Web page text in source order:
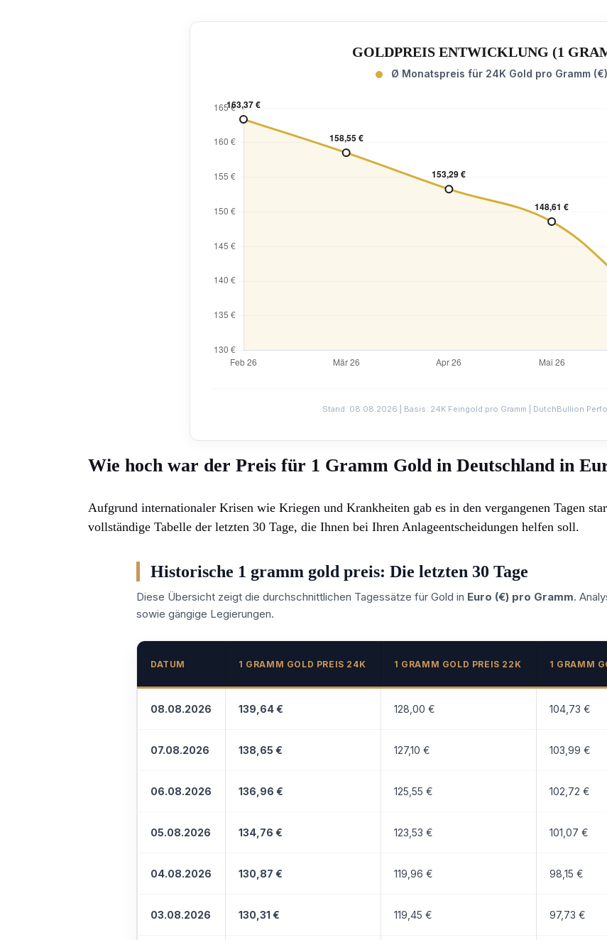
GOLDPREIS ENTWICKLUNG (1
Ø Monatspreis für 24K Gold pro Gramm (€)
Stand: 08.08.2026 | Basis: 24K Feingold pro Gramm | DutchBullion
Wie hoch war der Preis für 1 Gramm Gold in Deutschland in
Aufgrund internationaler Krisen wie Kriegen und Krankheiten gab es in den vergangenen Tagen
vollständige Tabelle der letzten 30 Tage, die Ihnen bei Ihren Anlageentscheidungen helfen soll.
Historische 1 gramm gold preis: Die letzten 30 Tage
Diese Übersicht zeigt die durchschnittlichen Tagessätze für Gold in Euro (€) pro Gramm.
sowie gängige Legierungen.
DATUM 1 GRAMM GOLD PREIS 24K 1 GRAMM GOLD PREIS 22K 1 GRAMM
08.08.2026 139,64 € 128,00 € 104,73 €
07.08.2026 138,65 € 127,10 € 103,99 €
06.08.2026 136,96 € 125,55 € 102,72 €
05.08.2026 134,76 € 123,53 € 101,07 €
04.08.2026 130,87 € 119,96 € 98,15 €
03.08.2026 130,31 € 119,45 € 97,73 €